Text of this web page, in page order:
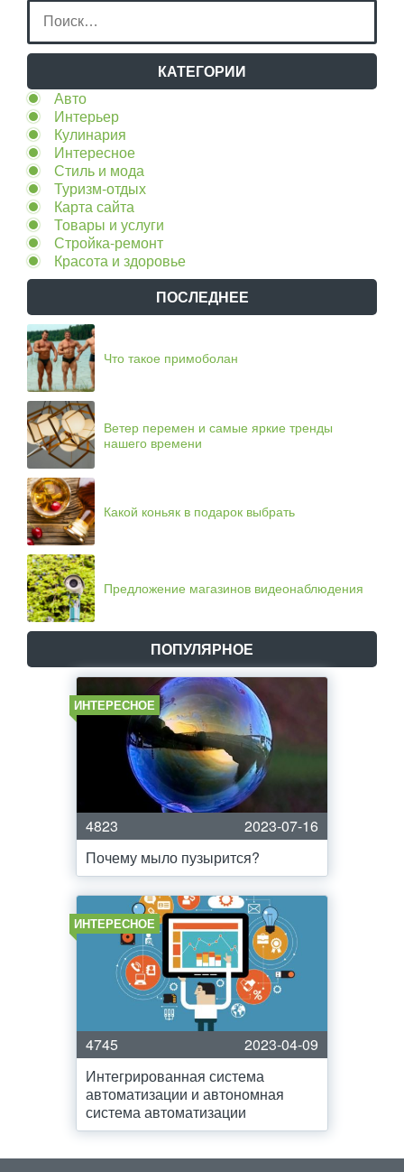
КАТЕГОРИИ
Авто
Интерьер
Кулинария
Интересное
Стиль и мода
Туризм-отдых
Карта сайта
Товары и услуги
Стройка-ремонт
Красота и здоровье
ПОСЛЕДНЕЕ
Что такое примоболан
Ветер перемен и самые яркие тренды
нашего времени
Какой коньяк в подарок выбрать
Предложение магазинов видеонаблюдения
ПОПУЛЯРНОЕ
ИНТЕРЕСНОЕ
4823
2023-07-16
Почему мыло пузырится?
ИНТЕРЕСНОЕ
4745
2023-04-09
Интегрированная система
автоматизации и автономная
система автоматизации